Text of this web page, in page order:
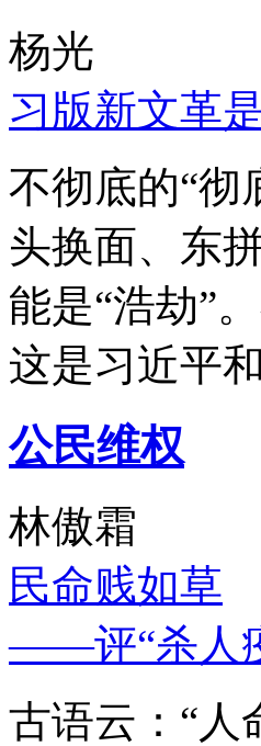
杨光
习版新文革
不彻底的“彻
头换面、东
能是“浩劫”
这是习近平
公民维权
林傲霜
民命贱如草
——评“杀人
古语云：“人